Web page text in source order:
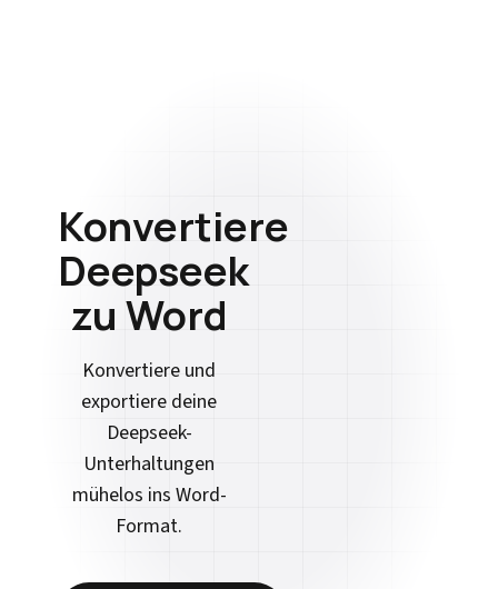
Konvertiere
Deepseek
zu Word
Konvertiere und
exportiere deine
Deepseek-
Unterhaltungen
mühelos ins Word-
Format.